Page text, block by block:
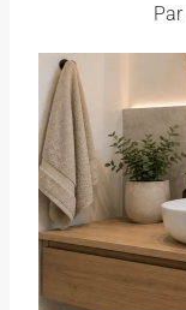
Par